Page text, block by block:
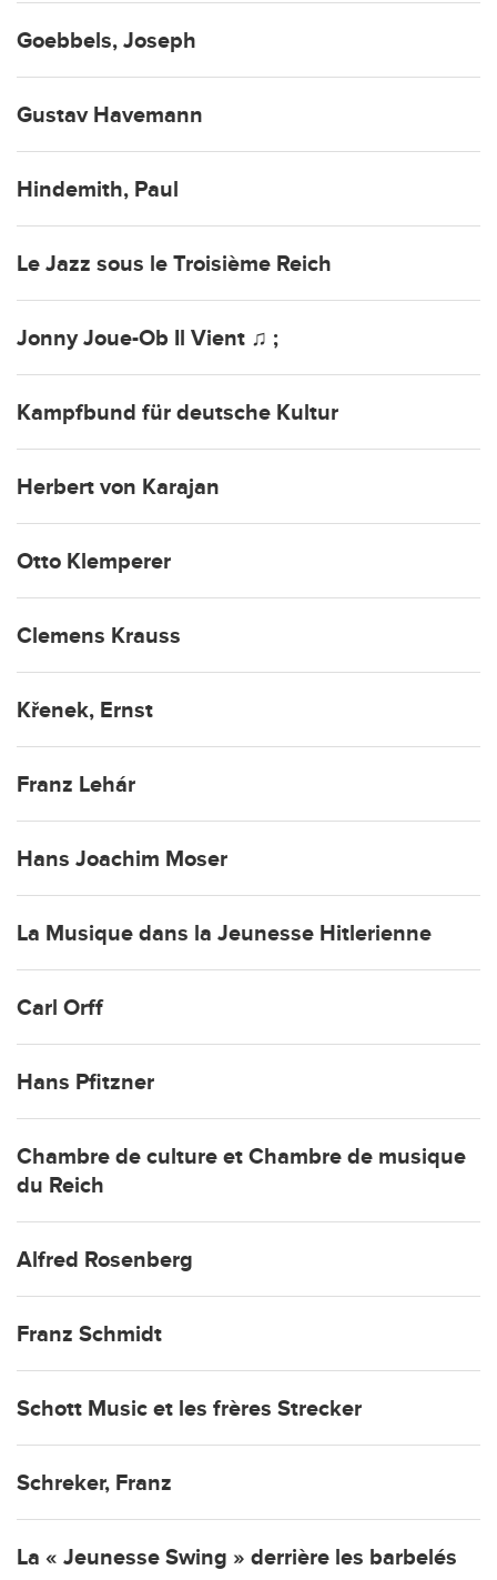
Goebbels, Joseph
Gustav Havemann
Hindemith, Paul
Le Jazz sous le Troisième Reich
Jonny Joue-Ob Il Vient ♫ ;
Kampfbund für deutsche Kultur
Herbert von Karajan
Otto Klemperer
Clemens Krauss
Křenek, Ernst
Franz Lehár
Hans Joachim Moser
La Musique dans la Jeunesse Hitlerienne
Carl Orff
Hans Pfitzner
Chambre de culture et Chambre de musique
du Reich
Alfred Rosenberg
Franz Schmidt
Schott Music et les frères Strecker
Schreker, Franz
La « Jeunesse Swing » derrière les barbelés